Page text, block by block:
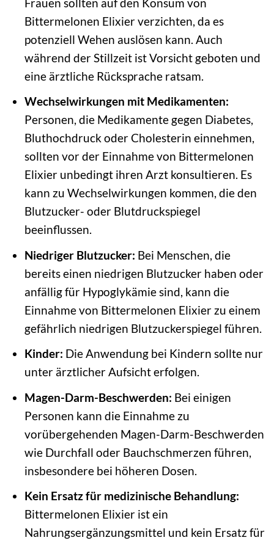
Bittermelonen Elixier verzichten, da es
potenziell Wehen auslösen kann. Auch
während der Stillzeit ist Vorsicht geboten und
eine ärztliche Rücksprache ratsam.
Wechselwirkungen mit Medikamenten:
Personen, die Medikamente gegen Diabetes,
Bluthochdruck oder Cholesterin einnehmen,
sollten vor der Einnahme von Bittermelonen
Elixier unbedingt ihren Arzt konsultieren. Es
kann zu Wechselwirkungen kommen, die den
Blutzucker- oder Blutdruckspiegel
beeinflussen.
Niedriger Blutzucker: Bei Menschen, die
bereits einen niedrigen Blutzucker haben oder
anfällig für Hypoglykämie sind, kann die
Einnahme von Bittermelonen Elixier zu einem
gefährlich niedrigen Blutzuckerspiegel führen.
Kinder: Die Anwendung bei Kindern sollte nur
unter ärztlicher Aufsicht erfolgen.
Magen-Darm-Beschwerden: Bei einigen
Personen kann die Einnahme zu
vorübergehenden Magen-Darm-Beschwerden
wie Durchfall oder Bauchschmerzen führen,
insbesondere bei höheren Dosen.
Kein Ersatz für medizinische Behandlung:
Bittermelonen Elixier ist ein
Nahrungsergänzungsmittel und kein Ersatz für